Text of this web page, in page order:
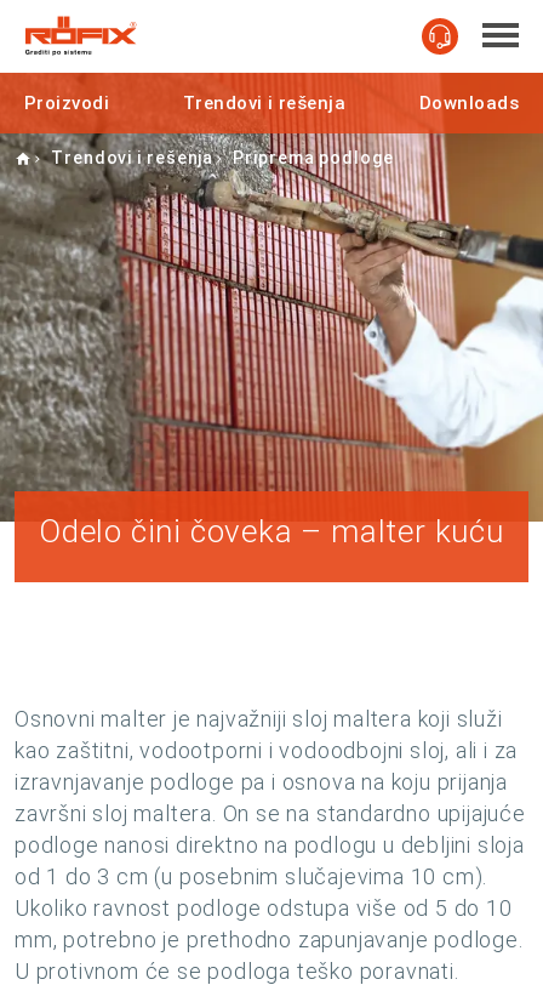
Proizvodi Trendovi i rešenja Downloads
Home
Trendovi i rešenja Priprema podloge
Odelo čini čoveka – malter kuću
Osnovni malter je najvažniji sloj maltera koji služi
kao zaštitni, vodootporni i vodoodbojni sloj, ali i za
izravnjavanje podloge pa i osnova na koju prijanja
završni sloj maltera. On se na standardno upijajuće
podloge nanosi direktno na podlogu u debljini sloja
od 1 do 3 cm (u posebnim slučajevima 10 cm).
Ukoliko ravnost podloge odstupa više od 5 do 10
mm, potrebno je prethodno zapunjavanje podloge.
U protivnom će se podloga teško poravnati.